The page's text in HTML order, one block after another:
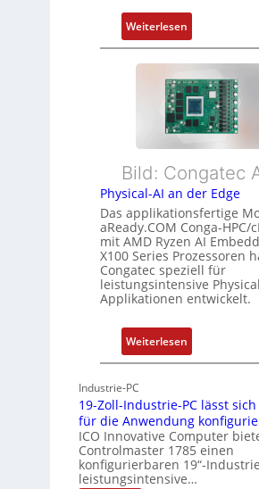
Z
u
s
t
a
n
d
ü
b
e
r
w
a
c
h
u
n
g
f
ü
r
m
e
h
r
i
s
t
u
n
g
Weiterlesen:
F
l
e
x
i
b
e
E
t
h
e
r
c
a
t
-
A
c
h
i
t
e
Bild: Congatec
Physical-AI an der Edge
Das applikationsfertige
aReady.COM Conga-HPC/
mit AMD Ryzen AI
X100 Series Prozessoren
Congatec speziell für
leistungsintensive
Applikationen entwickelt.
Weiterlesen:
P
s
i
c
a
Industrie-PC
19-Zoll-Industrie-PC lässt
für die Anwendung
ICO Innovative Computer
Controlmaster 1785 einen
konfigurierbaren 19“-
leistungsintensive…